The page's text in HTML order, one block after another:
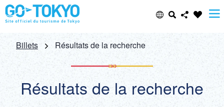
Select Language
日本語
ENGLISH
Share this page
Billets Résultats de la recherche
Résultats de la recherche